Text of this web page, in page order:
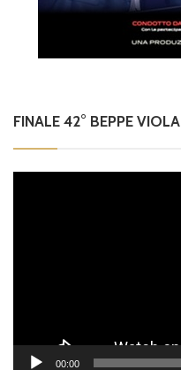
FINALE 42° BEPPE VIOLA
00:00